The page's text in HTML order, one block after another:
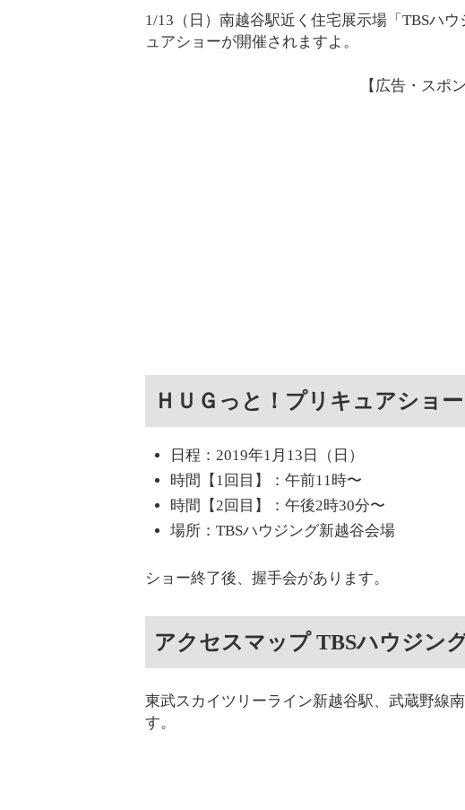
1/13（日）南越谷駅近く住宅展示場「TBSハ
ュアショーが開催されますよ。
【広告・スポ
ＨＵＧっと！プリキュアショ
日程：2019年1月13日（日）
時間【1回目】：午前11時〜
時間【2回目】：午後2時30分〜
場所：TBSハウジング新越谷会場
ショー終了後、握手会があります。
アクセスマップ TBSハウジン
東武スカイツリーライン新越谷駅、武蔵野線
す。